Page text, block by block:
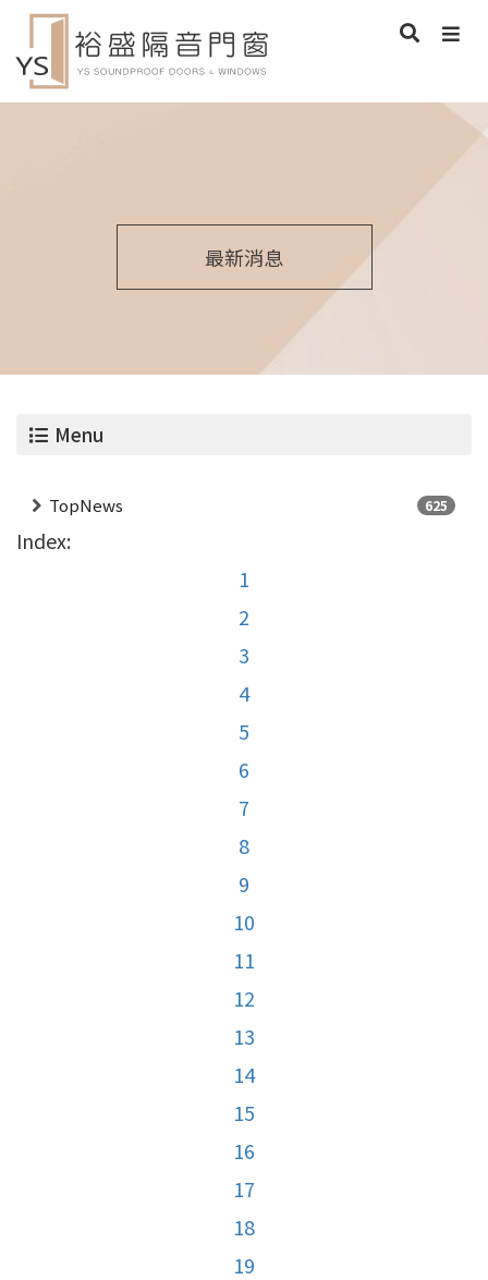
最新消息
Menu
TopNews 625
Index:
1
2
3
4
5
6
7
8
9
10
11
12
13
14
15
16
17
18
19